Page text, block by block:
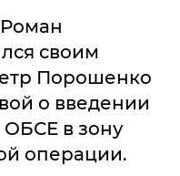
своим
Порошенко
о введении
в зону
операции.